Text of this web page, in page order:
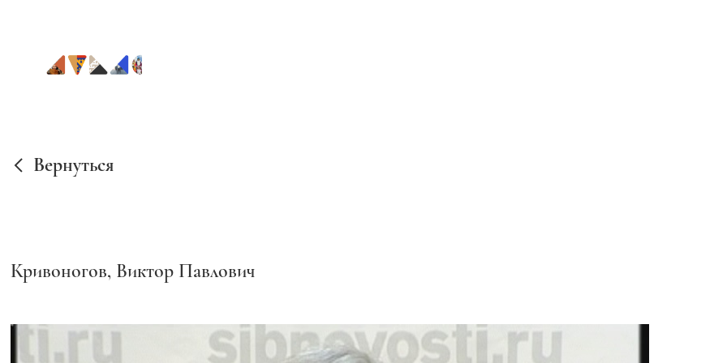
Вернуться
Кривоногов, Виктор Павлович